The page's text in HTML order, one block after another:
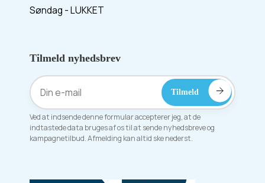
Søndag - LUKKET
Tilmeld nyhedsbrev
Ved at indsende denne formular accepterer jeg, at de
indtastede data bruges af os til at sende nyhedsbreve og
kampagnetilbud. Afmelding kan altid ske nederst.